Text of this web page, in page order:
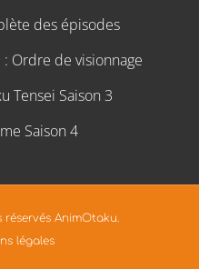
des épisodes
Ordre de visionnage
Tensei Saison 3
Saison 4
réservés AnimOtaku.
légales